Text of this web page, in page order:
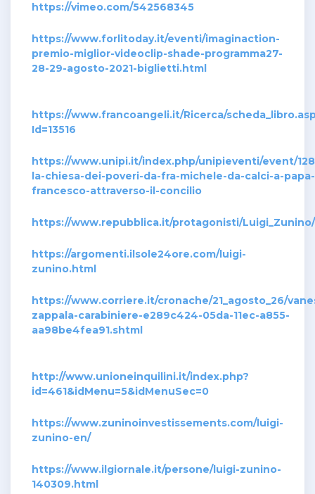
https://vimeo.com/542568345
https://www.forlitoday.it/eventi/imaginaction-
premio-miglior-videoclip-shade-programma27-
28-29-agosto-2021-biglietti.html
https://www.francoangeli.it/Ricerca/
Id=13516
https://www.unipi.it/index.php/unipieventi/event/
la-chiesa-dei-poveri-da-fra-michele-da-calci-a-papa-
francesco-attraverso-il-concilio
https://www.repubblica.it/protagonisti/Luigi_Zunino/
https://argomenti.ilsole24ore.com/luigi-
zunino.html
https://www.corriere.it/cronache/21_agosto_26/
zappala-carabiniere-e289c424-05da-11ec-a855-
aa98be4fea91.shtml
http://www.unioneinquilini.it/index.php?
id=461&idMenu=5&idMenuSec=0
https://www.zuninoinvestissements.com/luigi-
zunino-en/
https://www.ilgiornale.it/persone/luigi-zunino-
140309.html